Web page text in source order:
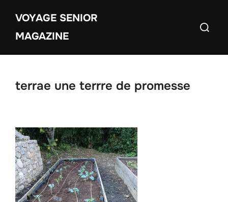
contenu
VOYAGE SENIOR
MAGAZINE
terrae une terrre de promesse